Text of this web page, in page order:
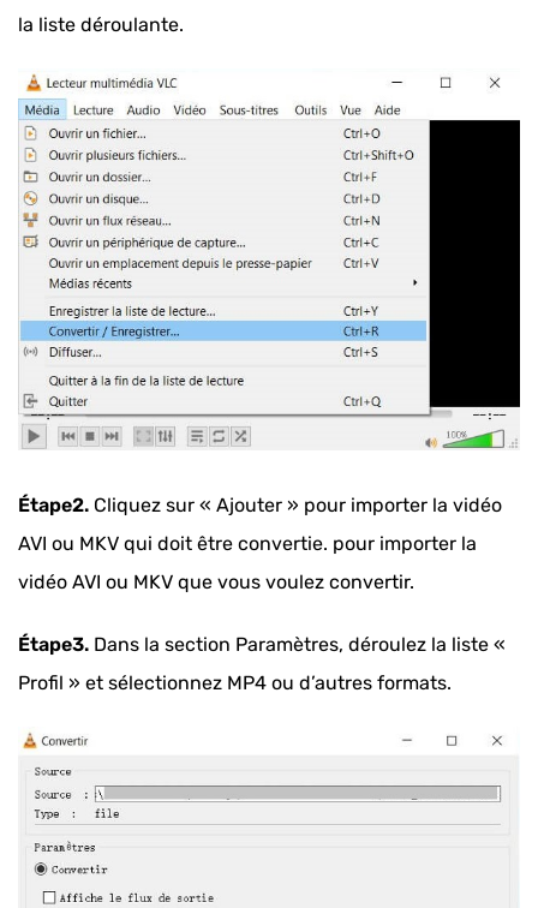
la liste déroulante.
Étape2. Cliquez sur « Ajouter » pour importer la vidéo
AVI ou MKV qui doit être convertie. pour importer la
vidéo AVI ou MKV que vous voulez convertir.
Étape3. Dans la section Paramètres, déroulez la liste «
Profil » et sélectionnez MP4 ou d’autres formats.